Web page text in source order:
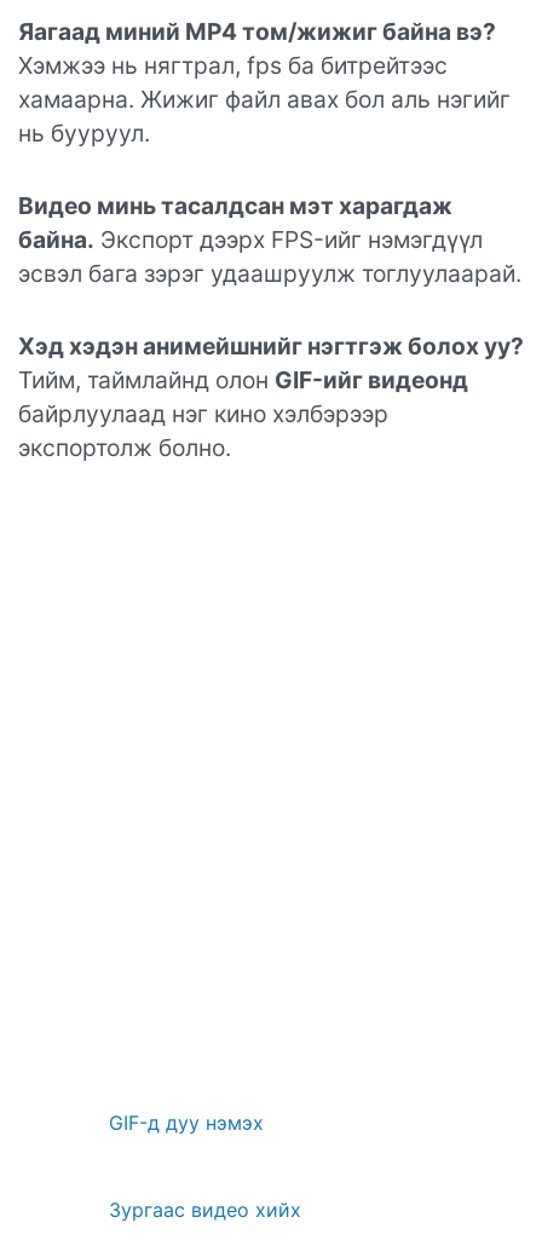
Яагаад миний MP4 том/жижиг байна вэ?
Хэмжээ нь нягтрал, fps ба битрейтээс
хамаарна. Жижиг файл авах бол аль нэгийг
нь бууруул.
Видео минь тасалдсан мэт харагдаж
байна. Экспорт дээрх FPS-ийг нэмэгдүүл
эсвэл бага зэрэг удаашруулж тоглуулаарай.
Хэд хэдэн анимейшнийг нэгтгэж болох уу?
Тийм, таймлайнд олон GIF-ийг видеонд
байрлуулаад нэг кино хэлбэрээр
экспортолж болно.
GIF-д дуу нэмэх
Зургаас видео хийх